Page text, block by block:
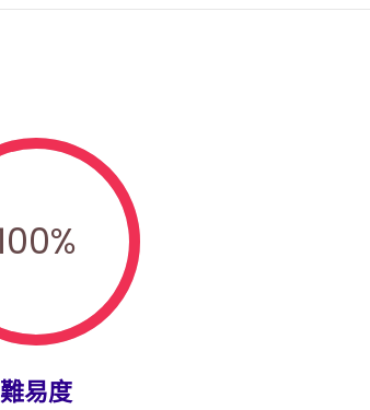
%
難易度